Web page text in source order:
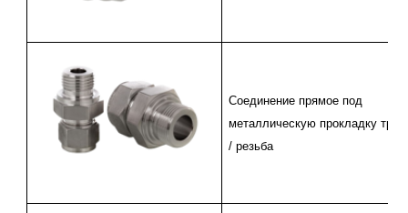
Соединение прямоепод
металлическую прокладку
/ резьба